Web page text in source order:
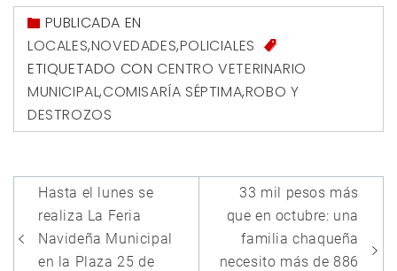
PUBLICADA EN
LOCALES,NOVEDADES,POLICIALES
ETIQUETADO CON CENTRO VETERINARIO
MUNICIPAL,COMISARÍA SÉPTIMA,ROBO Y
DESTROZOS
Navegación
de
entradas
Hasta el lunes se
realiza La Feria
Navideña Municipal
en la Plaza 25 de
33 mil pesos más
que en octubre: una
familia chaqueña
necesito más de 886